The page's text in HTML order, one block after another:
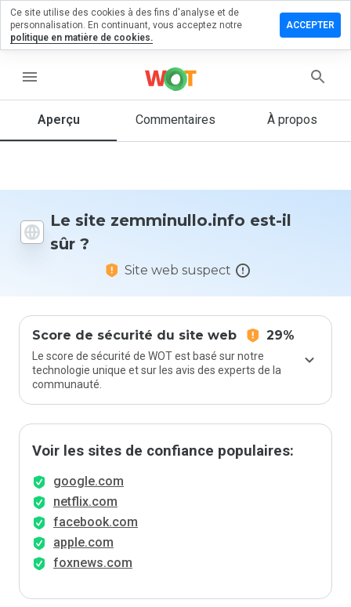
menu
Aperçu Commentaires À propos
Le site zemminullo.info est-il
sûr ?
Site web suspect
Score de sécurité du site web 29%
Le score de sécurité de WOT est basé sur notre
technologie unique et sur les avis des experts de la
communauté.
Voir les sites de confiance populaires:
google.com
netflix.com
facebook.com
apple.com
foxnews.com
un
1 et 5
vous à ce
site ?
Ce site utilise des cookies à des fins d'analyse et de
personnalisation. En continuant, vous acceptez notre
politique en matière de cookies.
ACCEPTER